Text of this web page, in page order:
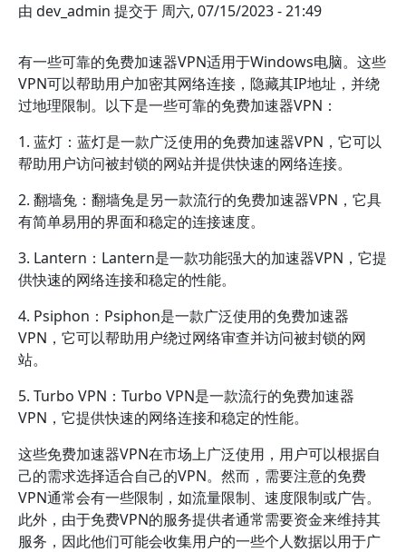
由 dev_admin 提交于 周六, 07/15/2023 - 21:49
有一些可靠的免费加速器VPN适用于Windows电脑。这些
VPN可以帮助用户加密其网络连接，隐藏其IP地址，并绕
过地理限制。以下是一些可靠的免费加速器VPN：
1. 蓝灯：蓝灯是一款广泛使用的免费加速器VPN，它可以
帮助用户访问被封锁的网站并提供快速的网络连接。
2. 翻墙兔：翻墙兔是另一款流行的免费加速器VPN，它具
有简单易用的界面和稳定的连接速度。
3. Lantern：Lantern是一款功能强大的加速器VPN，它提
供快速的网络连接和稳定的性能。
4. Psiphon：Psiphon是一款广泛使用的免费加速器
VPN，它可以帮助用户绕过网络审查并访问被封锁的网
站。
5. Turbo VPN：Turbo VPN是一款流行的免费加速器
VPN，它提供快速的网络连接和稳定的性能。
这些免费加速器VPN在市场上广泛使用，用户可以根据自
己的需求选择适合自己的VPN。然而，需要注意的免费
VPN通常会有一些限制，如流量限制、速度限制或广告。
此外，由于免费VPN的服务提供者通常需要资金来维持其
服务，因此他们可能会收集用户的一些个人数据以用于广